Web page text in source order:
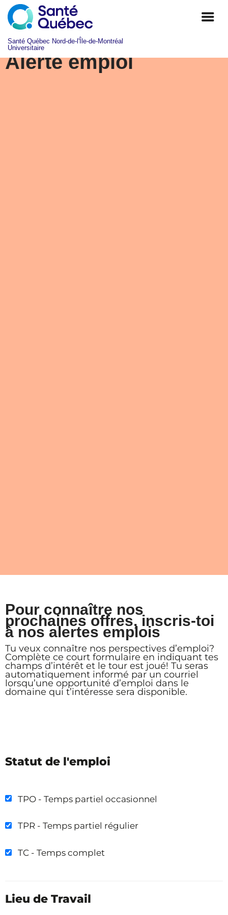
Alerte emploi
Pour connaître nos
prochaines offres, inscris-toi
à nos alertes emplois
Tu veux connaître nos perspectives d’emploi?
Complète ce court formulaire en indiquant tes
champs d’intérêt et le tour est joué! Tu seras
automatiquement informé par un courriel
lorsqu’une opportunité d’emploi dans le
domaine qui t’intéresse sera disponible.
Statut de l'emploi
TPO - Temps partiel occasionnel
TPR - Temps partiel régulier
TC - Temps complet
Lieu de Travail